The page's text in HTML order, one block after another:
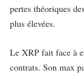
pertes théoriques
plus élevées.
Le XRP fait face à
contrats. Son max